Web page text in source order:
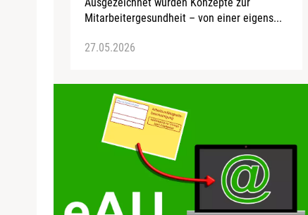
Mitarbeitergesundheit – von einer eigens...
27.05.2026